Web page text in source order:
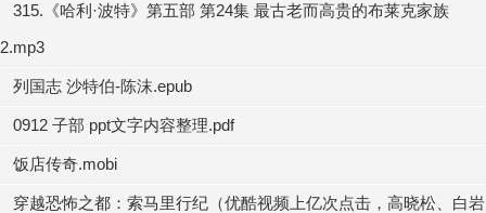
315.《哈利·波特》第五部 第24集 最古老而高贵的布莱克家族
2.mp3
列国志 沙特伯-陈沫.epub
0912 子部 ppt文字内容整理.pdf
饭店传奇.mobi
穿越恐怖之都：索马里行纪（优酷视频上亿次点击，高晓松、白岩